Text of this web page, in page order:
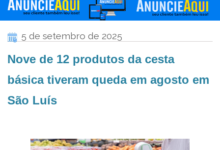
5 de setembro de 2025
Nove de 12 produtos da cesta
básica tiveram queda em agosto em
São Luís